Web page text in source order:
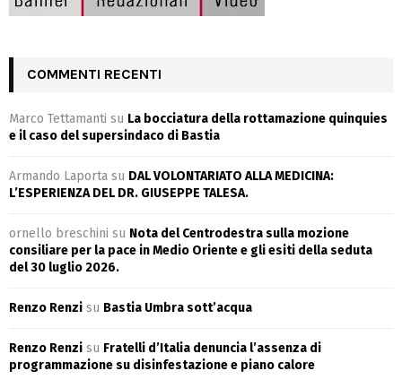
COMMENTI RECENTI
Marco Tettamanti su La bocciatura della rottamazione quinquies
e il caso del supersindaco di Bastia
Armando Laporta su DAL VOLONTARIATO ALLA MEDICINA:
L’ESPERIENZA DEL DR. GIUSEPPE TALESA.
ornello breschini su Nota del Centrodestra sulla mozione
consiliare per la pace in Medio Oriente e gli esiti della seduta
del 30 luglio 2026.
Renzo Renzi su Bastia Umbra sott’acqua
Renzo Renzi su Fratelli d’Italia denuncia l’assenza di
programmazione su disinfestazione e piano calore